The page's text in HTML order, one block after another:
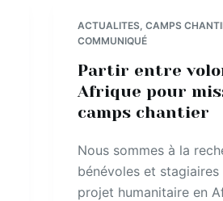
ACTUALITES,CAMPS
COMMUNIQUÉ
Partir entre
Afrique pour
camps chantier
Nous sommes à la
bénévoles et
projet humanitaire en